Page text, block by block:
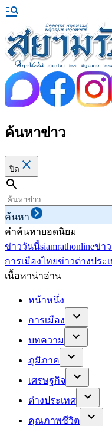
ค้นหาข่าว
ปิด
ค้นหา
คำค้นหายอดนิยม
ข่าววันนี้siamrathonlineข่า
การเมืองไทยข่าวต่างประ
เนื้อหาน่าอ่าน
หน้าหนึ่ง
การเมือง
บทความ
ภูมิภาค
เศรษฐกิจ
ต่างประเทศ
คุณภาพชีวิต